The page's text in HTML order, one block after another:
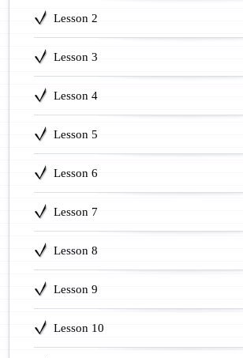
Lesson 2
Lesson 3
Lesson 4
Lesson 5
Lesson 6
Lesson 7
Lesson 8
Lesson 9
Lesson 10